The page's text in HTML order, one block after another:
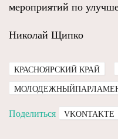
мероприятий по
Николай Щипко
КРАСНОЯРСКИЙ КРАЙ
Поделиться VKONTAKTE